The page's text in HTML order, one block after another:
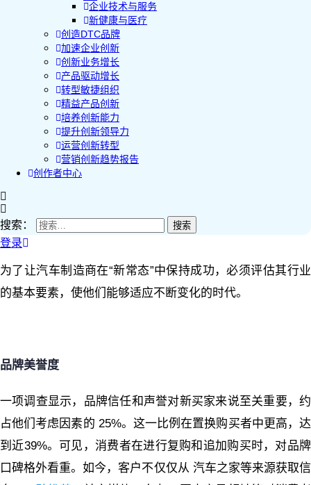
企业技术与服务
新健康与医疗
创造DTC品牌
加速企业创新
创新业务增长
产品驱动增长
转型敏捷组织
精益产品创新
培养创新能力
提升创新领导力
运营创新转型
营销创新趋势报告
创作者中心
搜索：
登录
为了让汽车制造商在“新常态”中保持成功，必须评估其行业
的基本要素，使他们能够适应不断变化的时代。
品牌美誉度
一项调查显示，品牌信任和声誉对新买家来说至关重要，约
占他们考虑因素的 25%。这一比例在置换购买者中更高，达
到近39%。可见，消费者在进行复购和追加购买时，对品牌
口碑格外看重。如今，客户不仅仅从 汽车之家等来源获取信